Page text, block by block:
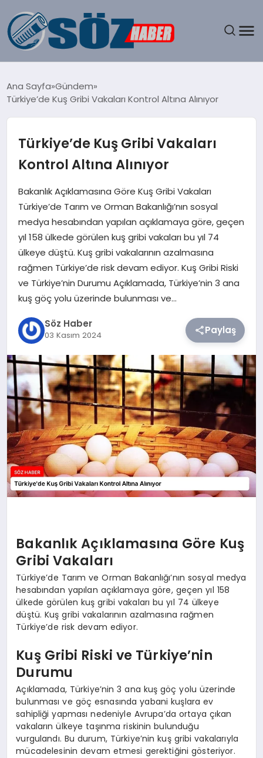
SPOR
MAGAZIN
EKONOMI
SAĞLIK
DÜNYA
TEKNOLOJI
SIYASET
Ana Sayfa Gündem
Türkiye’de Kuş Gribi Vakaları Kontrol Altına Alınıyor
Türkiye’de Kuş Gribi Vakaları
Kontrol Altına Alınıyor
Bakanlık Açıklamasına Göre Kuş Gribi Vakaları
Türkiye’de Tarım ve Orman Bakanlığı’nın sosyal
medya hesabından yapılan açıklamaya göre, geçen
yıl 158 ülkede görülen kuş gribi vakaları bu yıl 74
ülkeye düştü. Kuş gribi vakalarının azalmasına
rağmen Türkiye’de risk devam ediyor. Kuş Gribi Riski
ve Türkiye’nin Durumu Açıklamada, Türkiye’nin 3 ana
kuş göç yolu üzerinde bulunması ve…
Söz Haber
03 Kasım 2024 Paylaş
Bakanlık Açıklamasına Göre Kuş
Gribi Vakaları
Türkiye’de Tarım ve Orman Bakanlığı’nın sosyal medya
hesabından yapılan açıklamaya göre, geçen yıl 158
ülkede görülen kuş gribi vakaları bu yıl 74 ülkeye
düştü. Kuş gribi vakalarının azalmasına rağmen
Türkiye’de risk devam ediyor.
Kuş Gribi Riski ve Türkiye’nin
Durumu
Açıklamada, Türkiye’nin 3 ana kuş göç yolu üzerinde
bulunması ve göç esnasında yabani kuşlara ev
sahipliği yapması nedeniyle Avrupa’da ortaya çıkan
vakaların ülkeye taşınma riskinin bulunduğu
vurgulandı. Bu durum, Türkiye’nin kuş gribi vakalarıyla
mücadelesinin devam etmesi gerektiğini gösteriyor.